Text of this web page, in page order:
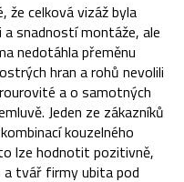
že celková vizáž byla
a snadností montáže, ale
nedotáhla přeměnu
hran a rohů nevolili
a o samotných
Jeden ze zákazníků
kouzelného
lze hodnotit pozitivně,
a tvář firmy ubita pod